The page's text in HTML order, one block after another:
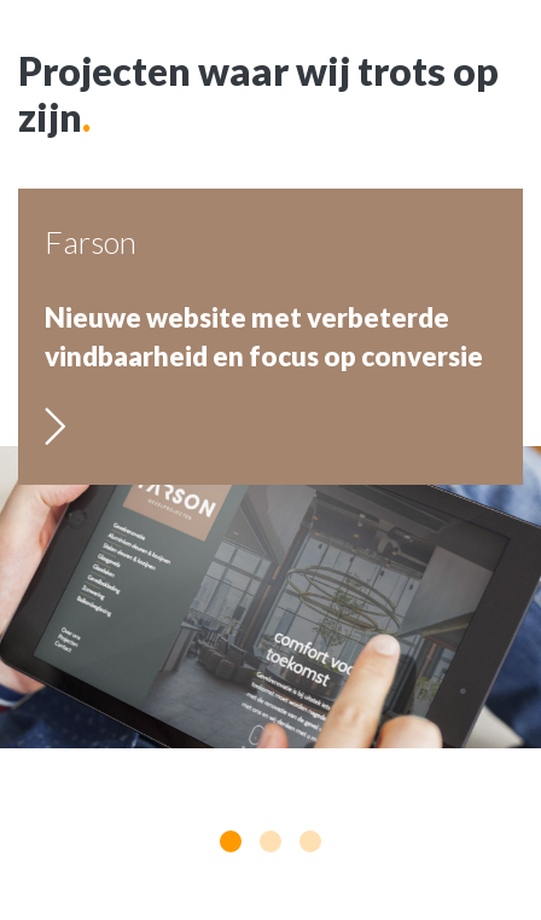
Projecten waar wij trots op
zijn.
Farson
Nieuwe website met verbeterde
vindbaarheid en focus op conversie